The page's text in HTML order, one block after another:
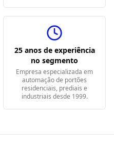
25 anos de experiência
no segmento
Empresa especializada em
automação de portões
residenciais, prediais e
industriais desde 1999.